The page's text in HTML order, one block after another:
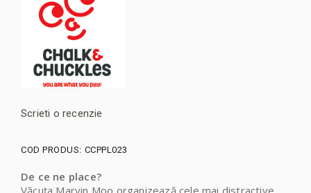
Scrieti o recenzie
COD PRODUS: CCPPL023
De ce ne place?
Văcuța Marvin Moo organizează cele mai distractive